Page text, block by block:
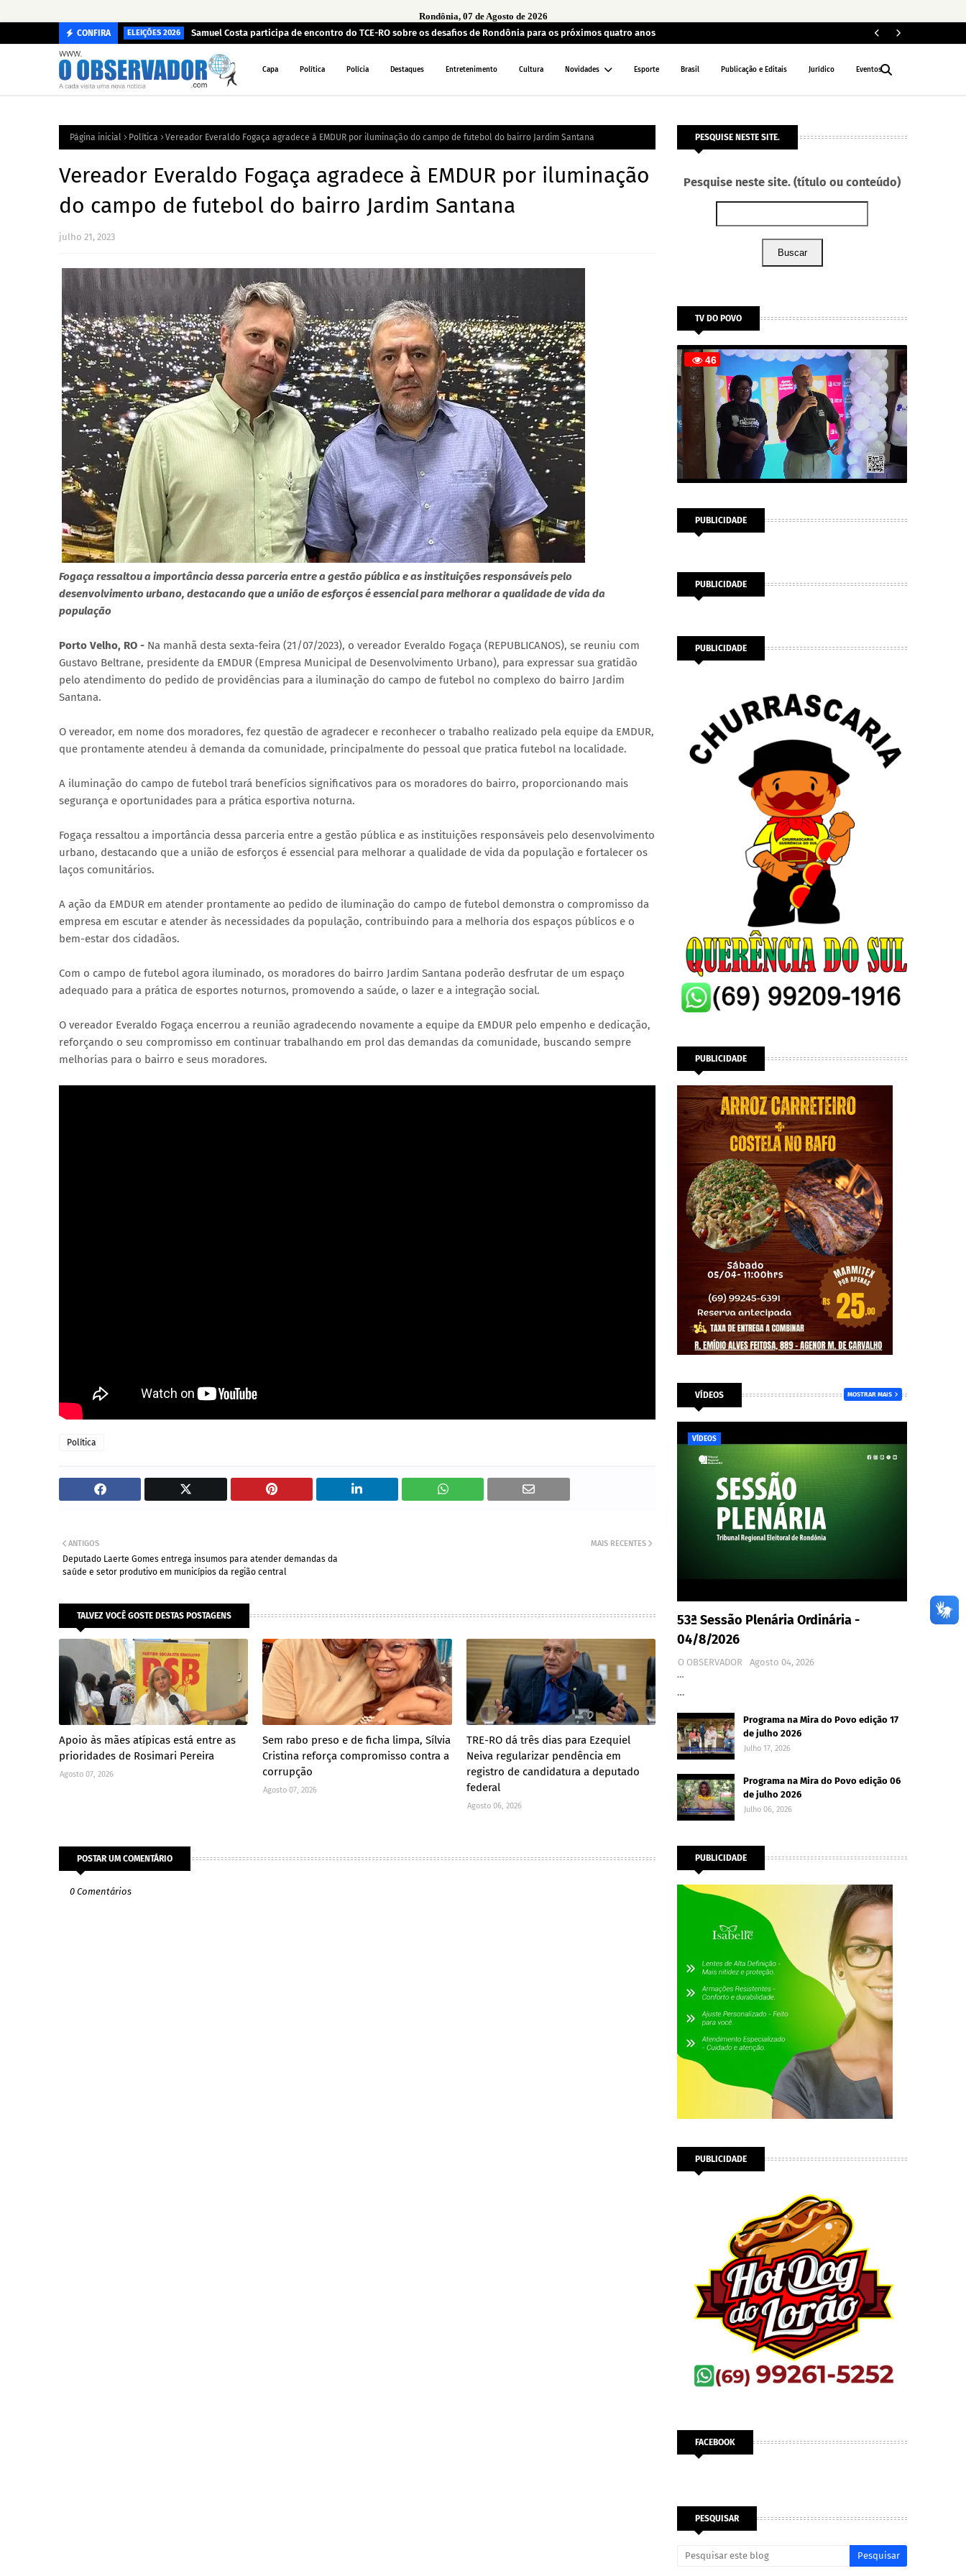
Rondônia, 07 de Agosto de 2026
CONFIRA ELEIÇÕES 2026 Samuel Costa participa de encontro do TCE-RO sobre os desafios de Rondônia para os próximos quatro anos
Capa Política Polícia Destaques Entretenimento Cultura Novidades Esporte Brasil Publicação e Editais Jurídico Eventos
Página inicial Política Vereador Everaldo Fogaça agradece à EMDUR por iluminação do campo de futebol do bairro Jardim Santana
Vereador Everaldo Fogaça agradece à EMDUR por iluminação
do campo de futebol do bairro Jardim Santana
julho 21, 2023
Fogaça ressaltou a importância dessa parceria entre a gestão pública e as instituições responsáveis pelo
desenvolvimento urbano, destacando que a união de esforços é essencial para melhorar a qualidade de vida da
população
Porto Velho, RO - Na manhã desta sexta-feira (21/07/2023), o vereador Everaldo Fogaça (REPUBLICANOS), se reuniu com
Gustavo Beltrane, presidente da EMDUR (Empresa Municipal de Desenvolvimento Urbano), para expressar sua gratidão
pelo atendimento do pedido de providências para a iluminação do campo de futebol no complexo do bairro Jardim
Santana.
O vereador, em nome dos moradores, fez questão de agradecer e reconhecer o trabalho realizado pela equipe da EMDUR,
que prontamente atendeu à demanda da comunidade, principalmente do pessoal que pratica futebol na localidade.
A iluminação do campo de futebol trará benefícios significativos para os moradores do bairro, proporcionando mais
segurança e oportunidades para a prática esportiva noturna.
Fogaça ressaltou a importância dessa parceria entre a gestão pública e as instituições responsáveis pelo desenvolvimento
urbano, destacando que a união de esforços é essencial para melhorar a qualidade de vida da população e fortalecer os
laços comunitários.
A ação da EMDUR em atender prontamente ao pedido de iluminação do campo de futebol demonstra o compromisso da
empresa em escutar e atender às necessidades da população, contribuindo para a melhoria dos espaços públicos e o
bem-estar dos cidadãos.
Com o campo de futebol agora iluminado, os moradores do bairro Jardim Santana poderão desfrutar de um espaço
adequado para a prática de esportes noturnos, promovendo a saúde, o lazer e a integração social.
O vereador Everaldo Fogaça encerrou a reunião agradecendo novamente a equipe da EMDUR pelo empenho e dedicação,
reforçando o seu compromisso em continuar trabalhando em prol das demandas da comunidade, buscando sempre
melhorias para o bairro e seus moradores.
Política
MAIS RECENTES
ANTIGOS
Deputado Laerte Gomes entrega insumos para atender demandas da
saúde e setor produtivo em municípios da região central
TALVEZ VOCÊ GOSTE DESTAS POSTAGENS
Apoio às mães atípicas está entre as
prioridades de Rosimari Pereira
Agosto 07, 2026
Sem rabo preso e de ficha limpa, Sílvia
Cristina reforça compromisso contra a
corrupção
Agosto 07, 2026
TRE-RO dá três dias para Ezequiel
Neiva regularizar pendência em
registro de candidatura a deputado
federal
Agosto 06, 2026
POSTAR UM COMENTÁRIO
0 Comentários
PESQUISE NESTE SITE.
Pesquise neste site. (título ou conteúdo)
Buscar
TV DO POVO
PUBLICIDADE
PUBLICIDADE
PUBLICIDADE
PUBLICIDADE
VÍDEOS MOSTRAR MAIS
VÍDEOS
53ª Sessão Plenária Ordinária -
04/8/2026
O OBSERVADOR
Agosto 04, 2026
…
…
Programa na Mira do Povo edição 17
de julho 2026
Julho 17, 2026
Programa na Mira do Povo edição 06
de julho 2026
Julho 06, 2026
PUBLICIDADE
PUBLICIDADE
FACEBOOK
PESQUISAR